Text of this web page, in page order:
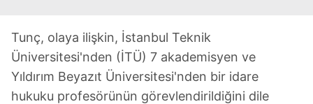
Tunç, olaya ilişkin, İstanbul Teknik
Üniversitesi'nden (İTÜ) 7 akademisyen ve
Yıldırım Beyazıt Üniversitesi'nden bir idare
hukuku profesörünün görevlendirildiğini dile